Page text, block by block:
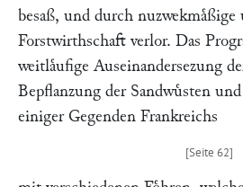
besaß, und durch nuzwekmaͤßige
Forstwirthschaft verlor. Das
weitlaͤufige Auseinandersezung
Bepflanzung der Sandwuͤsten
einiger Gegenden Frankreichs